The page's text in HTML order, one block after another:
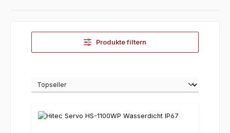
Produkte filtern